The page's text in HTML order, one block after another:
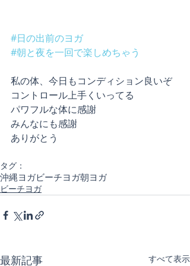
#日の出前のヨガ
#朝と夜を一回で楽しめちゃう
私の体、今日もコンディション良いぞ
コントロール上手くいってる
パワフルな体に感謝
みんなにも感謝
ありがとう
タグ：
沖縄ヨガビーチヨガ朝ヨガ
ビーチヨガ
最新記事 すべて表示